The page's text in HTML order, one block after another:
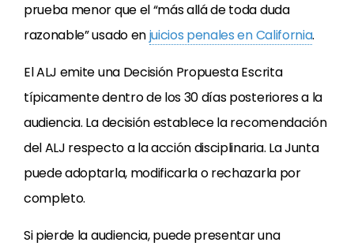
prueba menor que el “más allá de toda duda
razonable” usado enjuicios penales en California.
El ALJ emite una Decisión Propuesta Escrita
típicamente dentro de los 30 días posteriores a la
audiencia. La decisión establece la recomendación
del ALJ respecto a la acción disciplinaria. La Junta
puede adoptarla, modificarla o rechazarla por
completo.
Si pierde la audiencia, puede presentar una